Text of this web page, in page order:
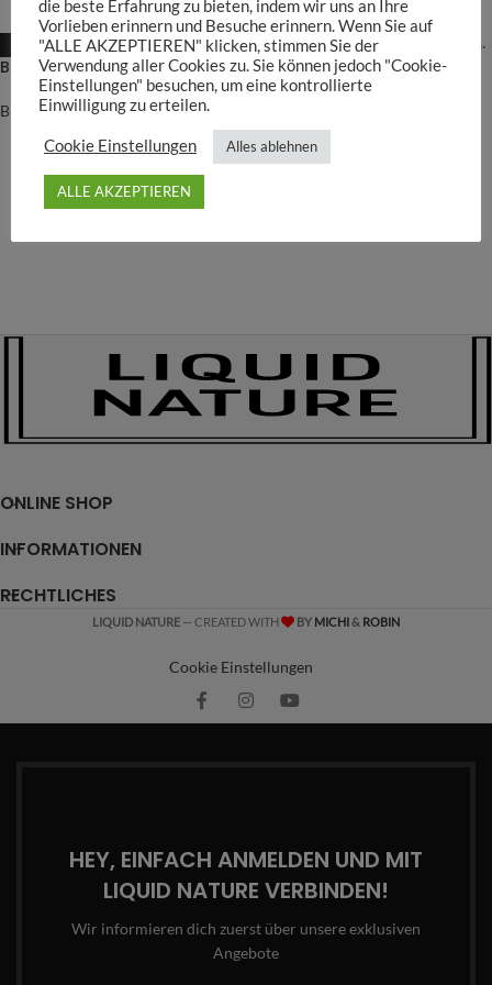
Blau Ersatz Blasenzähler
Blau Aquaristik
Ersatzdichtung für Blau-MW-Druckminderer
Blau Aquaristik
ONLINE SHOP
INFORMATIONEN
RECHTLICHES
LIQUID NATURE — CREATED WITH BY MICHI& ROBIN
Cookie Einstellungen
HEY, EINFACH ANMELDEN UND MIT
LIQUID NATURE VERBINDEN!
Wir informieren dich zuerst über unsere exklusiven
Angebote
die beste Erfahrung zu bieten, indem wir uns an Ihre
Vorlieben erinnern und Besuche erinnern. Wenn Sie auf
"ALLE AKZEPTIEREN" klicken, stimmen Sie der
Verwendung aller Cookies zu. Sie können jedoch "Cookie-
Einstellungen" besuchen, um eine kontrollierte
Einwilligung zu erteilen.
Cookie Einstellungen Alles ablehnen
ALLE AKZEPTIEREN